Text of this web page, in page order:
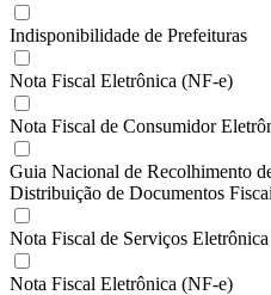
Indisponibilidade de Prefeituras
Nota Fiscal Eletrônica (NF-e)
Nota Fiscal de Consumidor
Guia Nacional de Recolhimento
Distribuição de Documentos
Nota Fiscal de Serviços
Nota Fiscal Eletrônica (NF-e)